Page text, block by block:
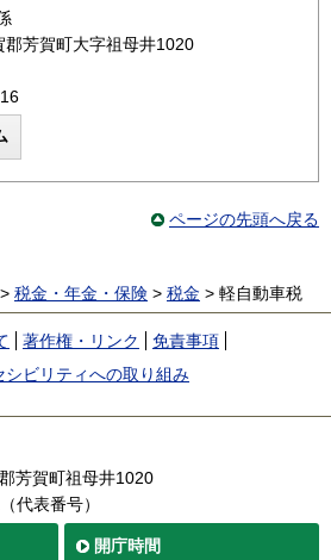
芳賀町大字祖母井1020
ページの先頭へ戻る
> 税金・年金・保険 > 税金 > 軽自動車税
著作権・リンク
免責事項
シビリティへの取り組み
芳賀町祖母井1020
代表番号）
開庁時間